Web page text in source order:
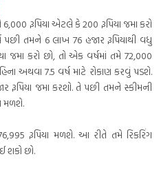
6,000 રૂપિયા એટલે કે 200 રૂપિયા જમા કરો
તમને 6 લાખ 76 હજાર રૂપિયાથી વધુ
જમા કરો છો, તો એક વર્ષમાં તમે 72,000
અથવા 7.5 વર્ષ માટે રોકાણ કરવું પડશે.
રૂપિયા જમા કરશો. તે પછી તમને સ્કીમની
મળશે.
રૂપિયા મળશે. આ રીતે તમે રિકરિંગ
શકો છો.